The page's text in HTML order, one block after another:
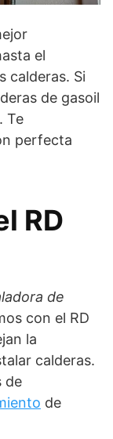
el
calderas. Si
de gasoil
Te
perfecta
RD
de
con el RD
la
calderas.
de
de